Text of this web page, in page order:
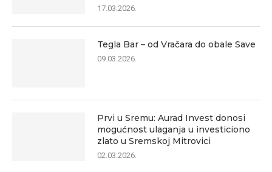
17.03.2026.
Tegla Bar – od Vračara do obale Save
09.03.2026.
Prvi u Sremu: Aurad Invest donosi
mogućnost ulaganja u investiciono
zlato u Sremskoj Mitrovici
02.03.2026.